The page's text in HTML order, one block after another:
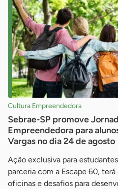
Cultura Empreendedora
Sebrae-SP promove
Empreendedora para
Vargas no dia 24 de agosto
Ação exclusiva para
parceria com a Escape 60,
oficinas e desafios para